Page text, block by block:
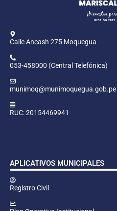
Calle Ancash 275 Moquegua
053-458000 (Central Telefónica)
munimoq@munimoquegua.gob.pe
RUC: 20154469941
APLICATIVOS MUNICIPALES
Registro Civil